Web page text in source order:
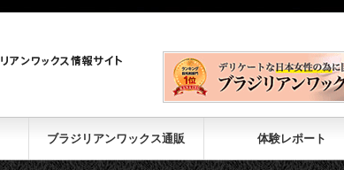
ブラジリアンワックス通販 体験レポート